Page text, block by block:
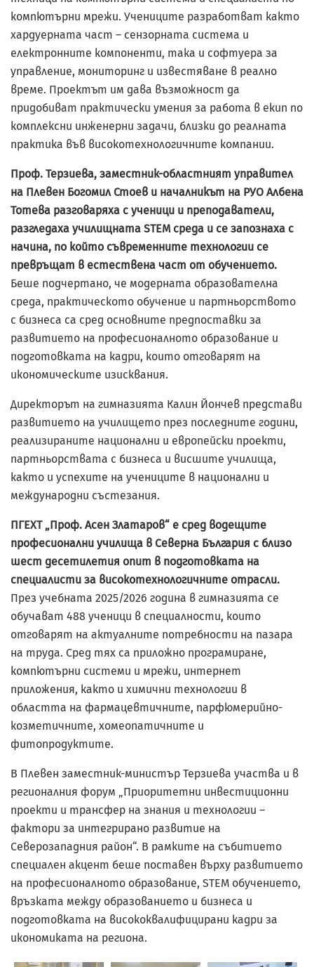
компютърни мрежи. Учениците разработват както
хардуерната част – сензорната система и
електронните компоненти, така и софтуера за
управление, мониторинг и известяване в реално
време. Проектът им дава възможност да
придобиват практически умения за работа в екип по
комплексни инженерни задачи, близки до реалната
практика във високотехнологичните компании.
Проф. Терзиева, заместник-областният управител
на Плевен Богомил Стоев и началникът на РУО Албена
Тотева разговаряха с ученици и преподаватели,
разгледаха училищната STEM среда и се запознаха с
начина, по който съвременните технологии се
превръщат в естествена част от обучението.
Беше подчертано, че модерната образователна
среда, практическото обучение и партньорството
с бизнеса са сред основните предпоставки за
развитието на професионалното образование и
подготовката на кадри, които отговарят на
икономическите изисквания.
Директорът на гимназията Калин Йончев представи
развитието на училището през последните години,
реализираните национални и европейски проекти,
партньорствата с бизнеса и висшите училища,
както и успехите на учениците в национални и
международни състезания.
ПГЕХТ „Проф. Асен Златаров“ е сред водещите
професионални училища в Северна България с близо
шест десетилетия опит в подготовката на
специалисти за високотехнологичните отрасли.
През учебната 2025/2026 година в гимназията се
обучават 488 ученици в специалности, които
отговарят на актуалните потребности на пазара
на труда. Сред тях са приложно програмиране,
компютърни системи и мрежи, интернет
приложения, както и химични технологии в
областта на фармацевтичните, парфюмерийно-
козметичните, хомеопатичните и
фитопродуктите.
В Плевен заместник-министър Терзиева участва и в
регионалния форум „Приоритетни инвестиционни
проекти и трансфер на знания и технологии –
фактори за интегрирано развитие на
Северозападния район“. В рамките на събитието
специален акцент беше поставен върху развитието
на професионалното образование, STEM обучението,
връзката между образованието и бизнеса и
подготовката на висококвалифицирани кадри за
икономиката на региона.